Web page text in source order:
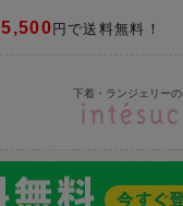
5,500 円で送料無料！
下着・ランジェリー